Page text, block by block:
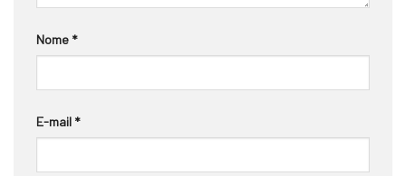
Nome *
E-mail *